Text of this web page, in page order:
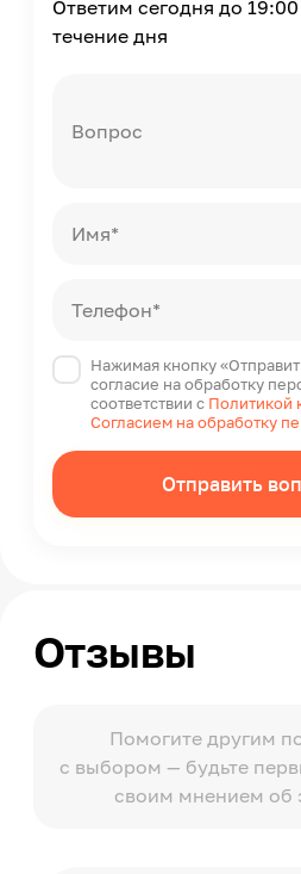
Страна производства
Китай
Ответим сегодня до
течение дня
Вопрос
Имя*
Телефон*
Нажимая кнопку
согласие на обработку
соответствии с Политикой
Согласием на обработку
Отправить
Отзывы
Помогите другим
с выбором — будьте
своим мнением об